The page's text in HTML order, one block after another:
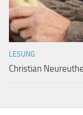
LESUNG
Christian